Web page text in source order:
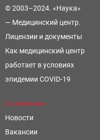
© 2003–2024. «Наука»
— Медицинский центр.
Лицензии и документы
Как медицинский центр
работает в условиях
эпидемии COVID-19
О компании
Новости
Вакансии